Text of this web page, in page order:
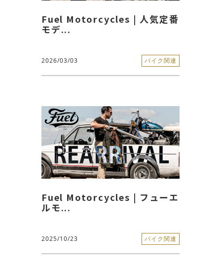
Fuel Motorcycles | 人気定番
モデ...
2026/03/03 バイク関連
Fuel Motorcycles | フューエ
ルモ...
2025/10/23 バイク関連